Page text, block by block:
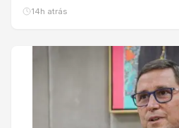
14h atrás